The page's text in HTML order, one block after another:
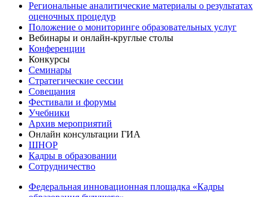
Региональные аналитические материалы о результатах
оценочных процедур
Положение о мониторинге образовательных услуг
Вебинары и онлайн-круглые столы
Конференции
Конкурсы
Семинары
Стратегические сессии
Совещания
Фестивали и форумы
Учебники
Архив мероприятий
Онлайн консультации ГИА
ШНОР
Кадры в образовании
Сотрудничество
Федеральная инновационная площадка «Кадры